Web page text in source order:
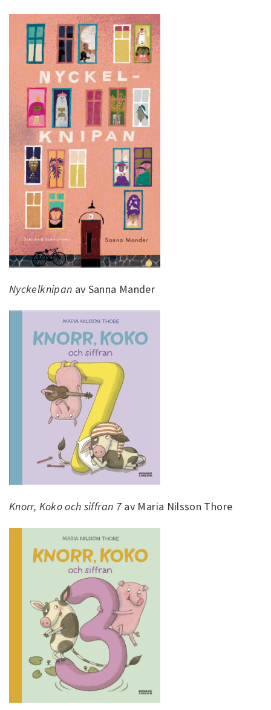
Nyckelknipan av Sanna Mander
Knorr, Koko och siffran 7av Maria Nilsson Thore